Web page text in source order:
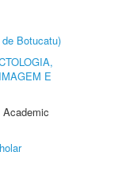
Botucatu)
E